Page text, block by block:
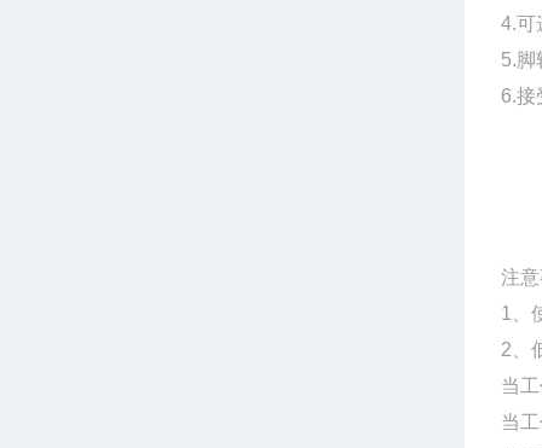
4.可
5.脚
6.接
注
1
2
当
当